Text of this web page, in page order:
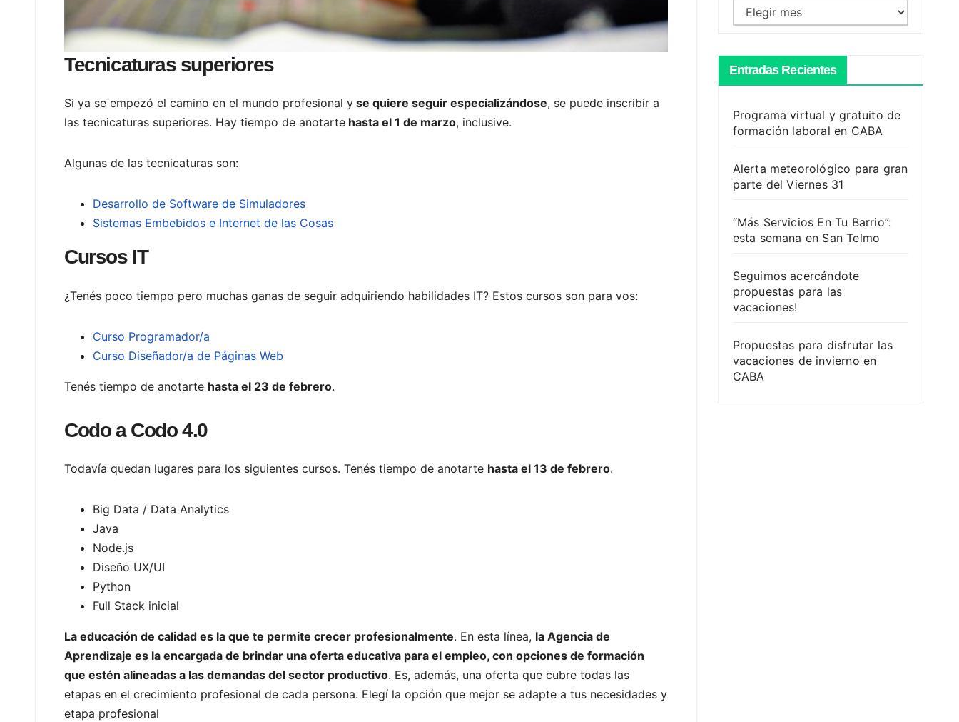
Tecnicaturas superiores
Si ya se empezó el camino en el mundo profesional y se quiere seguir especializándose, se puede inscribir a
las tecnicaturas superiores. Hay tiempo de anotarte hasta el 1 de marzo, inclusive.
Algunas de las tecnicaturas son:
Desarrollo de Software de Simuladores
Sistemas Embebidos e Internet de las Cosas
Cursos IT
¿Tenés poco tiempo pero muchas ganas de seguir adquiriendo habilidades IT? Estos cursos son para vos:
Curso Programador/a
Curso Diseñador/a de Páginas Web
Tenés tiempo de anotarte hasta el 23 de febrero.
Codo a Codo 4.0
Todavía quedan lugares para los siguientes cursos. Tenés tiempo de anotarte hasta el 13 de febrero.
Big Data / Data Analytics
Java
Node.js
Diseño UX/UI
Python
Full Stack inicial
La educación de calidad es la que te permite crecer profesionalmente. En esta línea, la Agencia de
Aprendizaje es la encargada de brindar una oferta educativa para el empleo, con opciones de formación
que estén alineadas a las demandas del sector productivo. Es, además, una oferta que cubre todas las
etapas en el crecimiento profesional de cada persona. Elegí la opción que mejor se adapte a tus necesidades y
etapa profesional
Archivos
Entradas Recientes
Programa virtual y gratuito de
formación laboral en CABA
Alerta meteorológico para gran
parte del Viernes 31
“Más Servicios En Tu Barrio”:
esta semana en San Telmo
Seguimos acercándote
propuestas para las
vacaciones!
Propuestas para disfrutar las
vacaciones de invierno en
CABA